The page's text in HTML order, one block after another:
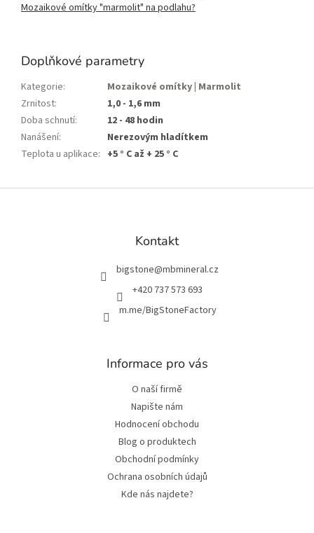
Mozaikové omítky "marmolit" na podlahu?
Doplňkové parametry
Kategorie:
Mozaikové omítky | Marmolit
Zrnitost:
1,0 - 1,6 mm
Doba schnutí:
12 - 48 hodin
Nanášení:
Nerezovým hladítkem
Teplota u aplikace: +5 ° C až + 25 ° C
Z
Kontakt
bigstone@mbmineral.cz
+420 737 573 693
m.me/BigStoneFactory
Informace pro vás
O naší firmě
Napište nám
Hodnocení obchodu
Blog o produktech
Obchodní podmínky
Ochrana osobních údajů
Kde nás najdete?